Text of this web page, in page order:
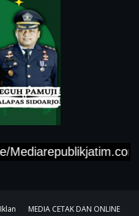
Iklan MEDIA CETAK DAN ONLINE